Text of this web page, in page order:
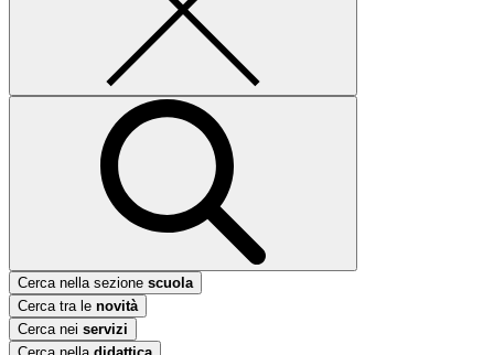
Cerca nella sezione scuola
Cerca tra le novità
Cerca nei servizi